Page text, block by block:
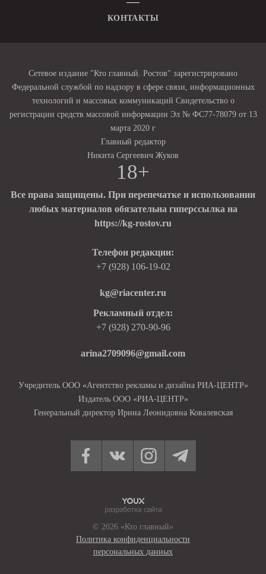
КОНТАКТЫ
Сетевое издание "Кто главный. Ростов" зарегистрировано
Федеральной службой по надзору в сфере связи, информационных
технологий и массовых коммуникаций Свидетельство о
регистрации средств массовой информации Эл № ФС77-78079 от 13
марта 2020 г
Главный редактор
Никита Сергеевич Жуков
18+
Все права защищены. При перепечатке и использовании
любых материалов обязательна гиперссылка на
https://kg-rostov.ru
Телефон редакции:
+7 (928) 106-19-02
kg@riacenter.ru
Рекламный отдел:
+7 (928) 270-90-96
arina2709096@gmail.com
Учредитель ООО «Агентство рекламы и дизайна РИА-ЦЕНТР»
Издатель ООО «РИА-ЦЕНТР»
Генеральный директор Ирина Леонидовна Ковалевская
© 2026 «Кто главный»
Политика конфиденциальности
персональных данных